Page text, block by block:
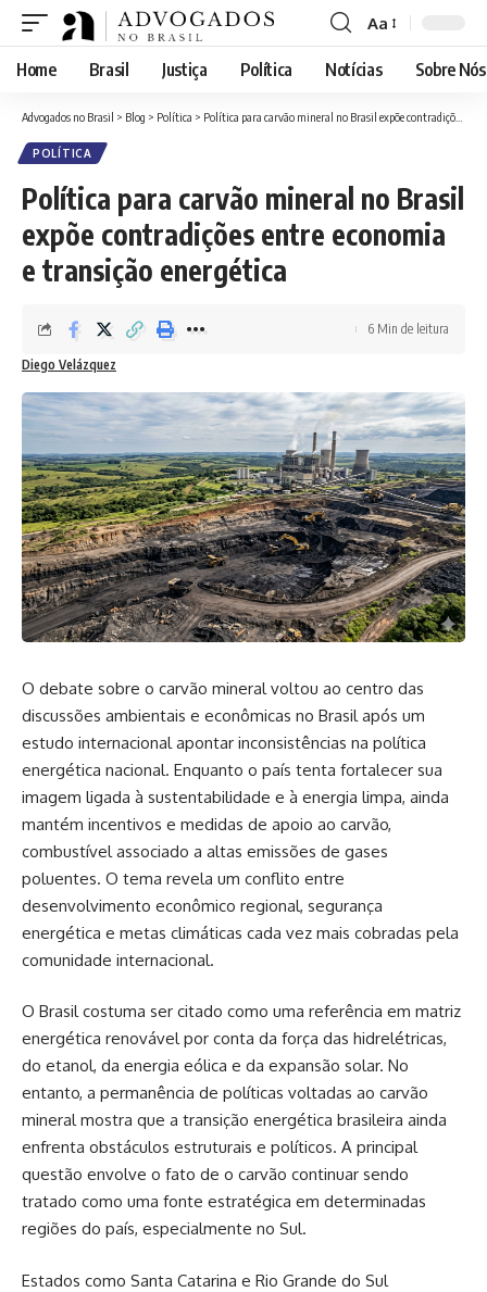
Font
Resizer
Aa
Home Brasil Justiça Política Notícias Sobre Nós
Advogados no Brasil > Blog > Política > Política para carvão mineral no Brasil expõe contradições entre economia e transição energética
POLÍTICA
Política para carvão mineral no Brasil
expõe contradições entre economia
e transição energética
Diego Velázquez
6 Min de leitura
O debate sobre o carvão mineral voltou ao centro das
discussões ambientais e econômicas no Brasil após um
estudo internacional apontar inconsistências na política
energética nacional. Enquanto o país tenta fortalecer sua
imagem ligada à sustentabilidade e à energia limpa, ainda
mantém incentivos e medidas de apoio ao carvão,
combustível associado a altas emissões de gases
poluentes. O tema revela um conflito entre
desenvolvimento econômico regional, segurança
energética e metas climáticas cada vez mais cobradas pela
comunidade internacional.
O Brasil costuma ser citado como uma referência em matriz
energética renovável por conta da força das hidrelétricas,
do etanol, da energia eólica e da expansão solar. No
entanto, a permanência de políticas voltadas ao carvão
mineral mostra que a transição energética brasileira ainda
enfrenta obstáculos estruturais e políticos. A principal
questão envolve o fato de o carvão continuar sendo
tratado como uma fonte estratégica em determinadas
regiões do país, especialmente no Sul.
Estados como Santa Catarina e Rio Grande do Sul